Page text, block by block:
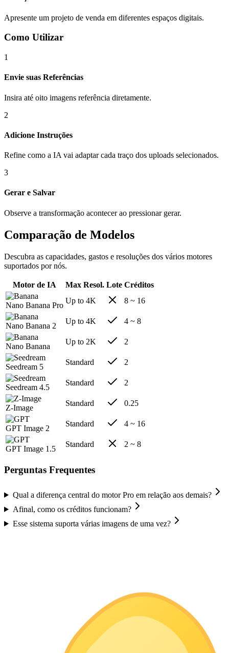
Apresente um projeto de venda em diferentes espaços digitais.
Como Utilizar
1
Envie suas Referências
Insira até oito imagens referência diretamente.
2
Adicione Instruções
Refine como a IA vai adaptar cada traço dos uploads selecionados.
3
Gerar e Salvar
Observe a transformação acontecer ao pressionar gerar.
Comparação de Modelos
Descubra as capacidades, gastos e resoluções dos vários motores
suportados por nós.
Motor de IA Max Resol. Lote Créditos
Nano Banana Pro
Up to 4K 8 ~ 16
Nano Banana 2
Up to 4K 4 ~ 8
Nano Banana
Up to 2K 2
Seedream 5
Standard 2
Seedream 4.5
Standard 2
Z-Image
Standard 0.25
GPT Image 2
Standard 4 ~ 16
GPT Image 1.5
Standard 2 ~ 8
Perguntas Frequentes
Qual a diferença central do motor Pro em relação aos demais?
Afinal, como os créditos funcionam?
Esse sistema suporta várias imagens de uma vez?